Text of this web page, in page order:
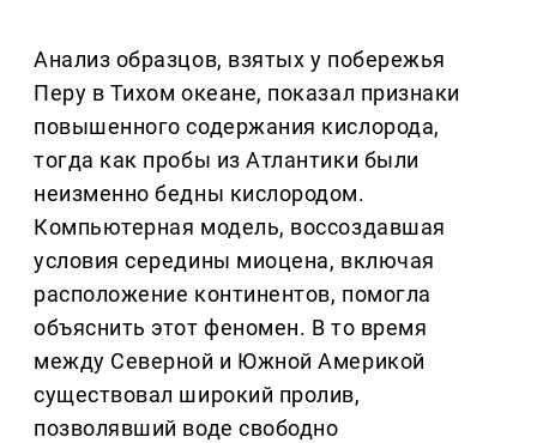
Анализ образцов, взятых у побережья
Перу в Тихом океане, показал признаки
повышенного содержания кислорода,
тогда как пробы из Атлантики были
неизменно бедны кислородом.
Компьютерная модель, воссоздавшая
условия середины миоцена, включая
расположение континентов, помогла
объяснить этот феномен. В то время
между Северной и Южной Америкой
существовал широкий пролив,
позволявший воде свободно